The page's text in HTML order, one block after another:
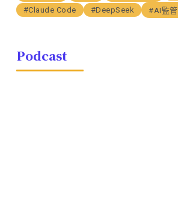
#Claude Code
#DeepSeek #AI監管
Podcast